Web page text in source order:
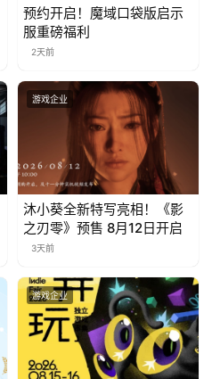
预约开启！魔域口袋版启示
服重磅福利
2天前
游戏企业
沐小葵全新特写亮相！《影
之刃零》预售 8月12日开启
3天前
游戏企业